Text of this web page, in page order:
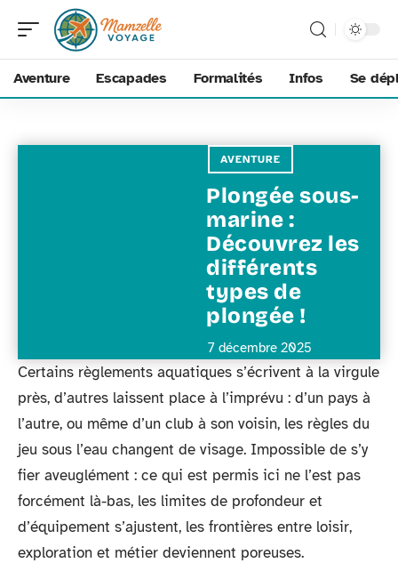
Aventure Escapades Formalités Infos Se
AVENTURE
Plongée sous-
marine :
Découvrez les
différents
types de
plongée !
7 décembre 2025
Certains règlements aquatiques s’écrivent à la virgule
près, d’autres laissent place à l’imprévu : d’un pays à
l’autre, ou même d’un club à son voisin, les règles du
jeu sous l’eau changent de visage. Impossible de s’y
fier aveuglément : ce qui est permis ici ne l’est pas
forcément là-bas, les limites de profondeur et
d’équipement s’ajustent, les frontières entre loisir,
exploration et métier deviennent poreuses.